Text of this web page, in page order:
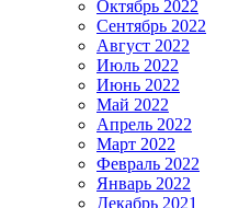
Октябрь 2022
Сентябрь 2022
Август 2022
Июль 2022
Июнь 2022
Май 2022
Апрель 2022
Март 2022
Февраль 2022
Январь 2022
Декабрь 2021